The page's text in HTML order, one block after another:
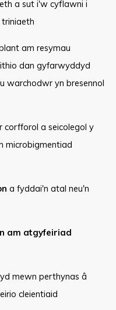
a sut i'w cyflawni i
am resymau
dan gyfarwyddyd
warchodwr yn bresennol
corfforol a seicolegol y
microbigmentiad
a fyddai'n atal neu'n
am atgyfeiriad
mewn perthynas â
cleientiaid